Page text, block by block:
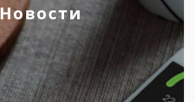
Новости